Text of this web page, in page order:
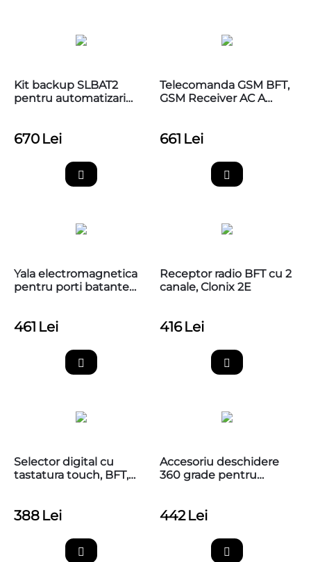
Kit backup SLBAT2
pentru automatizari
670 Lei
Telecomanda GSM BFT,
GSM Receiver AC A
661 Lei
Yala electromagnetica
pentru porti batante
461 Lei
Receptor radio BFT cu 2
canale, Clonix 2E
416 Lei
Selector digital cu
tastatura touch, BFT,
388 Lei
Accesoriu deschidere
360 grade pentru
Nice M-FAB, MEA1
442 Lei